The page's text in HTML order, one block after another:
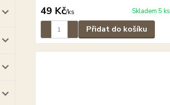
49 Kč/ks Skladem 5 ks
Přidat do košíku